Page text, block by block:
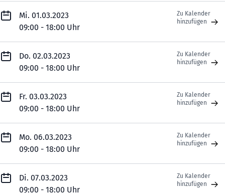
Mi. 01.03.2023
09:00 - 18:00 Uhr
Zu Kalender
hinzufügen
Do. 02.03.2023
09:00 - 18:00 Uhr
Zu Kalender
hinzufügen
Fr. 03.03.2023
09:00 - 18:00 Uhr
Zu Kalender
hinzufügen
Mo. 06.03.2023
09:00 - 18:00 Uhr
Zu Kalender
hinzufügen
Di. 07.03.2023
09:00 - 18:00 Uhr
Zu Kalender
hinzufügen